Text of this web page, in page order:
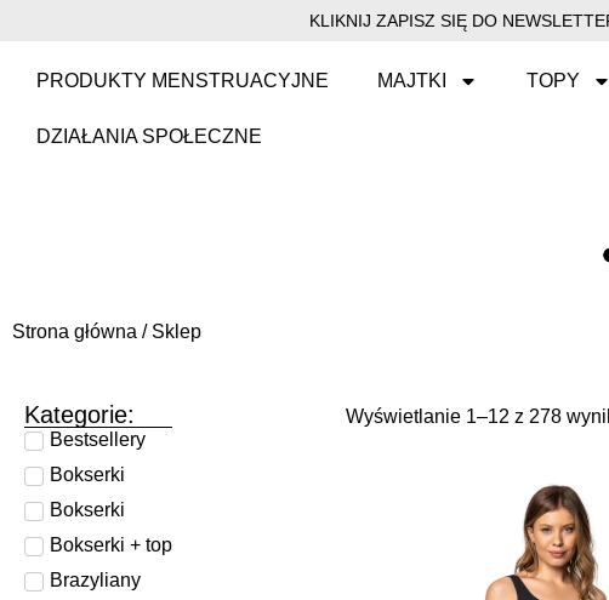
KLIKNIJ ZAPISZ SIĘ DO
PRODUKTY MENSTRUACYJNE MAJTKI TOPY
DZIAŁANIA SPOŁECZNE
Strona główna / Sklep
Kategorie:
Bestsellery
Bokserki
Bokserki
Bokserki + top
Brazyliany
Wyświetlanie 1–12 z 278